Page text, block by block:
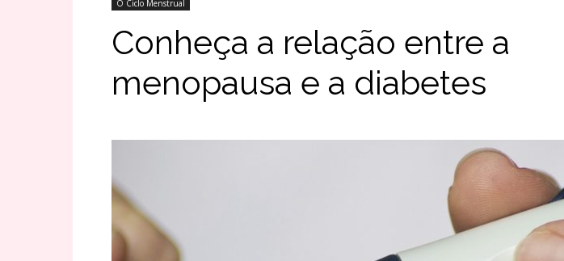
O Ciclo Menstrual
Conheça a relação entre a
menopausa e a diabetes